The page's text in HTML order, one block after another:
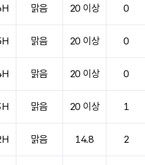
맑음 20 이상 0
맑음 20 이상 0
맑음 20 이상 0
맑음 20 이상 1
맑음 14.8 2